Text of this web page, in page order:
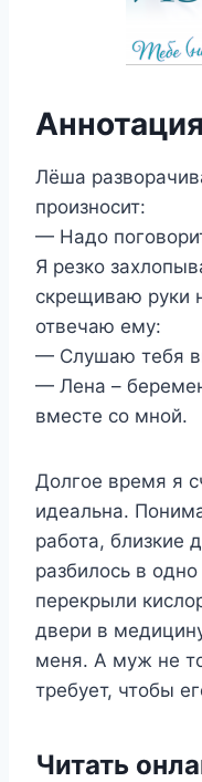
Лёша
произносит:
— Надо
Я резко
скрещиваю руки
отвечаю ему:
— Слушаю тебя
— Лена –
вместе со мной.
Долгое время я
идеальна.
работа, близкие
разбилось в
перекрыли
двери в
меня. А муж не
требует, чтобы
Читать